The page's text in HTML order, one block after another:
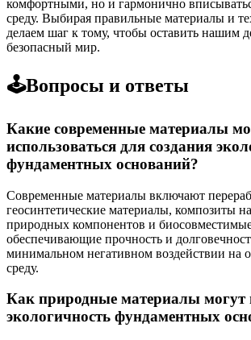
комфортными, но и гармонично
среду. Выбирая правильные материалы и
делаем шаг к тому, чтобы оставить нашим
безопасный мир.
🕹️Вопросы и ответы
Какие современные материалы
использоваться для создания
фундаментных оснований?
Современные материалы включают
геосинтетические материалы, композиты
природных компонентов и
обеспечивающие прочность и
минимальном негативном воздействии
среду.
Как природные материалы могут
экологичность фундаментных